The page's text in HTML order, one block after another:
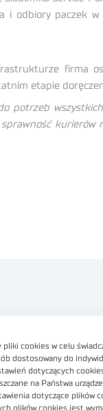
cookies w celu
dostosowany do
dotyczących
na Państwa
dotyczące plików
plików cookies jest
i odbiory paczek
firma
etapie
potrzeb
sprawność kurierów